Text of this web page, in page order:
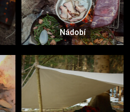
Nádobí